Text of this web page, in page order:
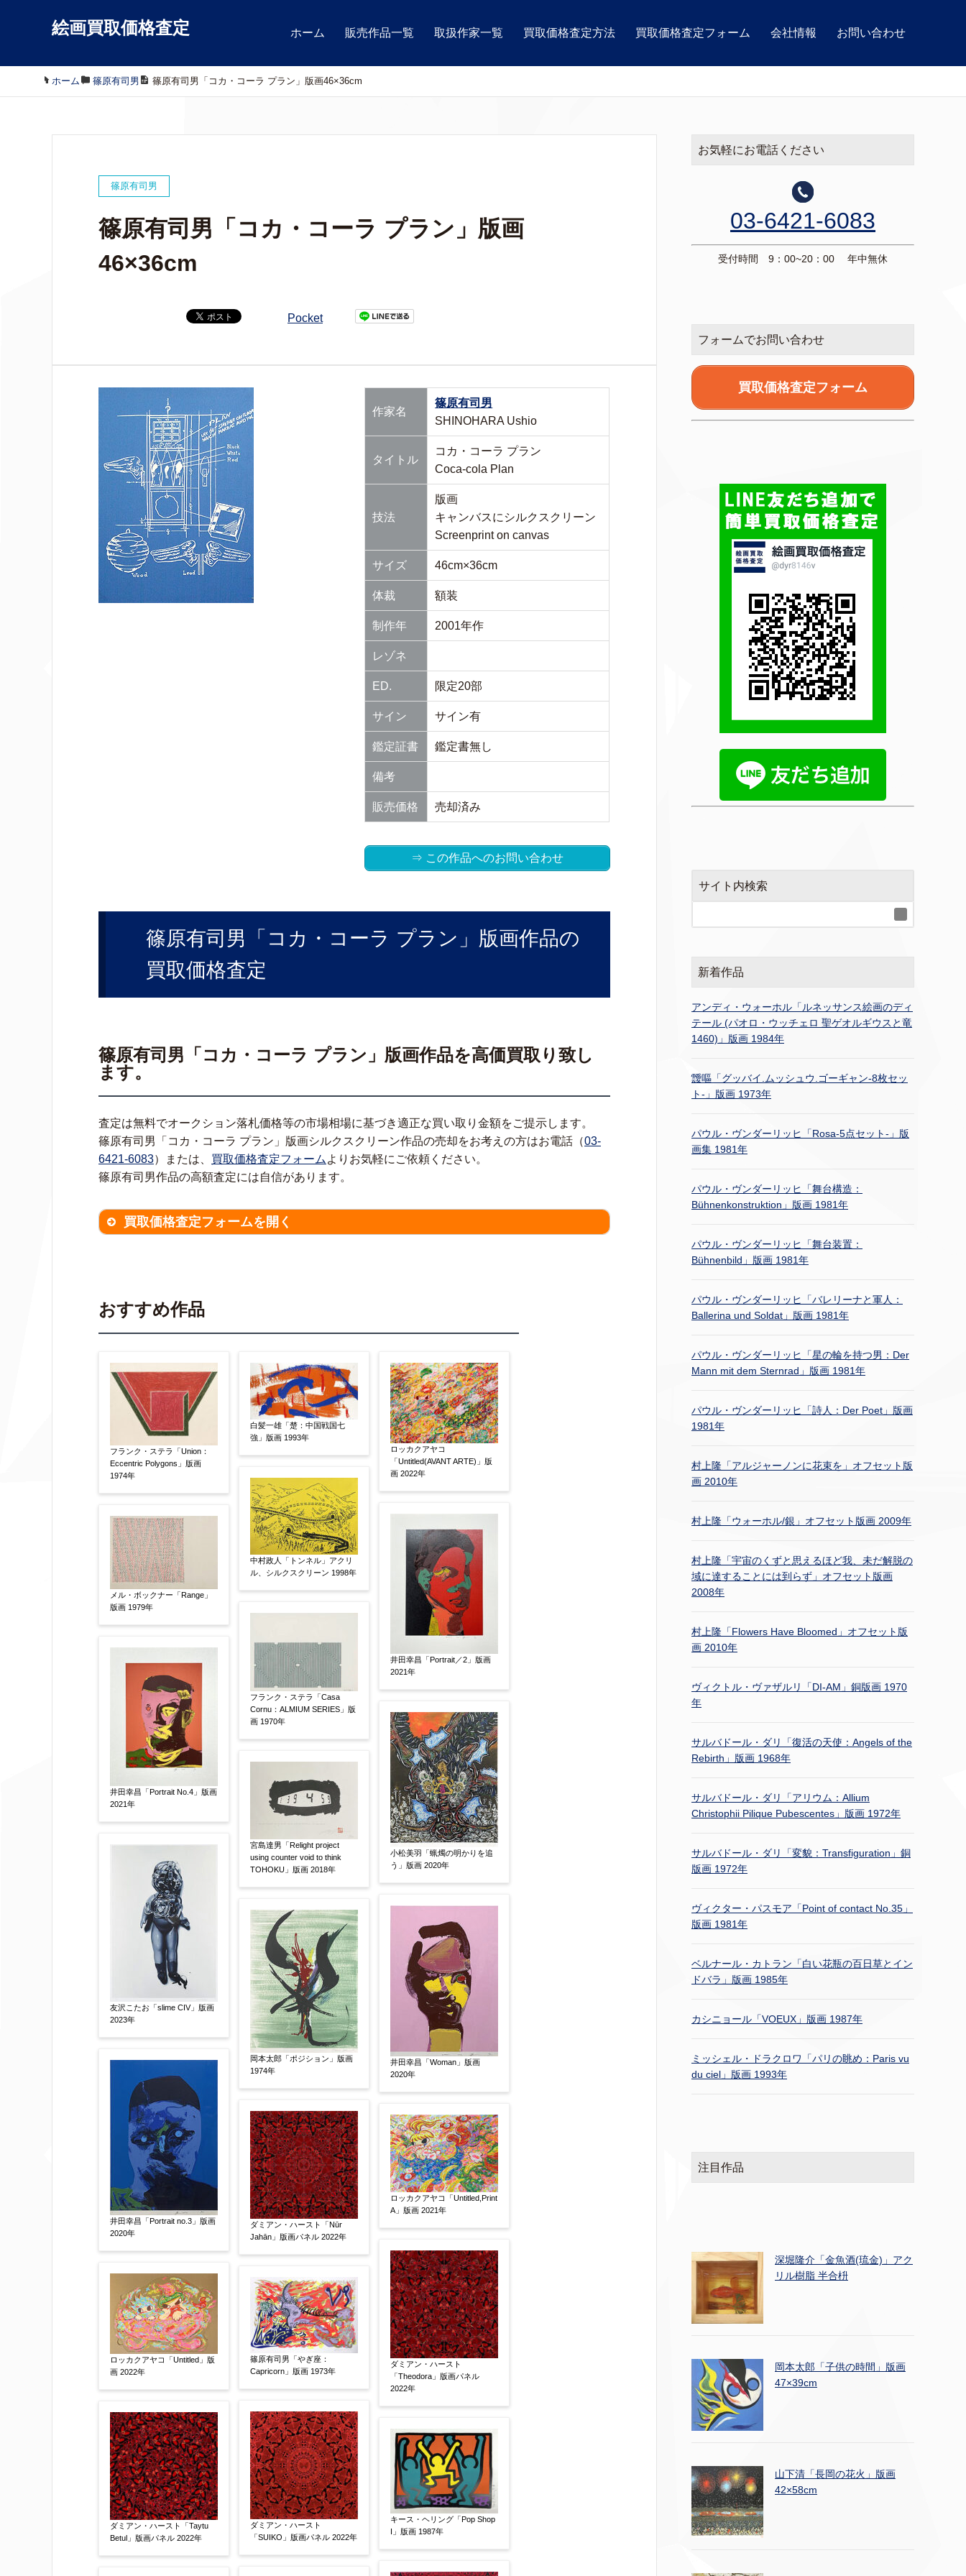
絵画買取価格査定 ホーム 販売作品一覧 取扱作家一覧 買取価格査定方法 買取価格査定フォーム 会社情報 お問い合わせ
ホーム / 篠原有司男 / 篠原有司男「コカ・コーラ プラン」版画46×36cm
篠原有司男
篠原有司男「コカ・コーラ プラン」版画
46×36cm
Pocket
作家名
篠原有司男
SHINOHARA Ushio
タイトル
コカ・コーラ プラン
Coca-cola Plan
技法
版画
キャンバスにシルクスクリーン
Screenprint on canvas
サイズ 46cm×36cm
体裁 額装
制作年 2001年作
レゾネ
ED. 限定20部
サイン サイン有
鑑定証書 鑑定書無し
備考
販売価格 売却済み
⇒ この作品へのお問い合わせ
篠原有司男「コカ・コーラ プラン」版画作品の
買取価格査定
篠原有司男「コカ・コーラ プラン」版画作品を高価買取り致し
ます。
査定は無料でオークション落札価格等の市場相場に基づき適正な買い取り金額をご提示します。
篠原有司男「コカ・コーラ プラン」版画シルクスクリーン作品の売却をお考えの方はお電話（03-
6421-6083）または、 買取価格査定フォーム よりお気軽にご依頼ください。
篠原有司男作品の高額査定には自信があります。
買取価格査定フォームを開く
作品の画題 【任意】
作品の技法
日本画
油彩画 版画 水彩 素描
立体
絵の画面サイズ
体裁 【任意】
額装
軸装 シート その他
サイン等の有無 【任意】
サイン有(自筆)
サイン無 印有 鑑定証書付 共箱
共シール
その他
制作年 【任意】
売却希望時期 【任意】
すぐに売りたい
電話で相談したい その他
他社様の査定価格
査定額：
※他社様からご提示された査定額がございましたらお知らせください。その価格が適切かお返
事申し上げます。
作品コンディション 【任意】
その他 【任意】
添付画像 【任意】
おすすめ作品
フランク・ステラ「Union：
Eccentric Polygons」版画
1974年
メル・ボックナー「Range」
版画 1979年
井田幸昌「Portrait No.4」版画
2021年
友沢こたお「slime CIV」版画
2023年
井田幸昌「Portrait no.3」版画
2020年
ロッカクアヤコ「Untitled」版
画 2022年
ダミアン・ハースト「Taytu
Betul」版画パネル 2022年
白髪一雄「楚：中国戦国七
強」版画 1993年
中村政人「トンネル」アクリ
ル、シルクスクリーン 1998年
フランク・ステラ「Casa
Cornu：ALMIUM SERIES」版
画 1970年
宮島達男「Relight project
using counter void to think
TOHOKU」版画 2018年
岡本太郎「ポジション」版画
1974年
ダミアン・ハースト「Nūr
Jahān」版画パネル 2022年
篠原有司男「やぎ座：
Capricorn」版画 1973年
ダミアン・ハースト
「SUIKO」版画パネル 2022年
ロッカクアヤコ
「Untitled(AVANT ARTE)」版
画 2022年
井田幸昌「Portrait／2」版画
2021年
小松美羽「蝋燭の明かりを追
う」版画 2020年
井田幸昌「Woman」版画
2020年
ロッカクアヤコ「Untitled,Print
A」版画 2021年
ダミアン・ハースト
「Theodora」版画パネル
2022年
キース・ヘリング「Pop Shop
I」版画 1987年
お気軽にお電話ください
03-6421-6083
受付時間 9：00~20：00 年中無休
フォームでお問い合わせ
買取価格査定フォーム
サイト内検索
新着作品
アンディ・ウォーホル「ルネッサンス絵画のディ
テール (パオロ・ウッチェロ 聖ゲオルギウスと竜
1460)」版画 1984年
靉嘔「グッバイ.ムッシュウ.ゴーギャン-8枚セッ
ト-」版画 1973年
パウル・ヴンダーリッヒ「Rosa-5点セット-」版
画集 1981年
パウル・ヴンダーリッヒ「舞台構造：
Bühnenkonstruktion」版画 1981年
パウル・ヴンダーリッヒ「舞台装置：
Bühnenbild」版画 1981年
パウル・ヴンダーリッヒ「バレリーナと軍人：
Ballerina und Soldat」版画 1981年
パウル・ヴンダーリッヒ「星の輪を持つ男：Der
Mann mit dem Sternrad」版画 1981年
パウル・ヴンダーリッヒ「詩人：Der Poet」版画
1981年
村上隆「アルジャーノンに花束を」オフセット版
画 2010年
村上隆「ウォーホル/銀」オフセット版画 2009年
村上隆「宇宙のくずと思えるほど我、未だ解脱の
域に達することには到らず」オフセット版画
2008年
村上隆「Flowers Have Bloomed」オフセット版
画 2010年
ヴィクトル・ヴァザルリ「DI-AM」銅版画 1970
年
サルバドール・ダリ「復活の天使：Angels of the
Rebirth」版画 1968年
サルバドール・ダリ「アリウム：Allium
Christophii Pilique Pubescentes」版画 1972年
サルバドール・ダリ「変貌：Transfiguration」銅
版画 1972年
ヴィクター・パスモア「Point of contact No.35」
版画 1981年
ベルナール・カトラン「白い花瓶の百日草とイン
ドバラ」版画 1985年
カシニョール「VOEUX」版画 1987年
ミッシェル・ドラクロワ「パリの眺め：Paris vu
du ciel」版画 1993年
注目作品
深堀隆介「金魚酒(琉金)」アク
リル樹脂 半合枡
岡本太郎「子供の時間」版画
47×39cm
山下清「長岡の花火」版画
42×58cm